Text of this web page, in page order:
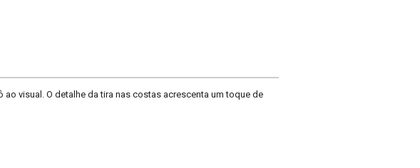
visual. O detalhe da tira nas costas acrescenta um toque de